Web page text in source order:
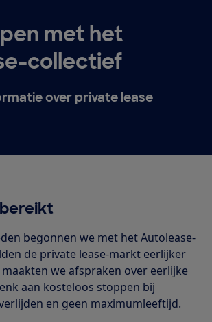
met het
collectief
over private lease
begonnen we met het Autolease-
de private lease-markt eerlijker
we afspraken over eerlijke
aan kosteloos stoppen bij
en geen maximumleeftijd.